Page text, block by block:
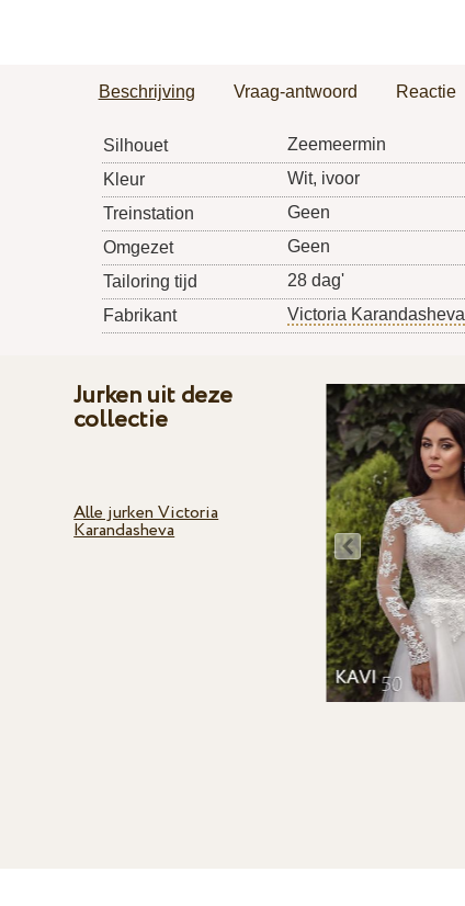
Beschrijving Vraag-antwoord Reactie
Silhouet
Zeemeermin
Kleur
Wit, ivoor
Treinstation
Geen
Omgezet
Geen
Tailoring tijd
28 dag'
Fabrikant
Victoria Karandasheva
Jurken uit deze
collectie
Alle jurken Victoria
Karandasheva